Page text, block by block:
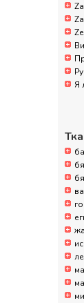
Я